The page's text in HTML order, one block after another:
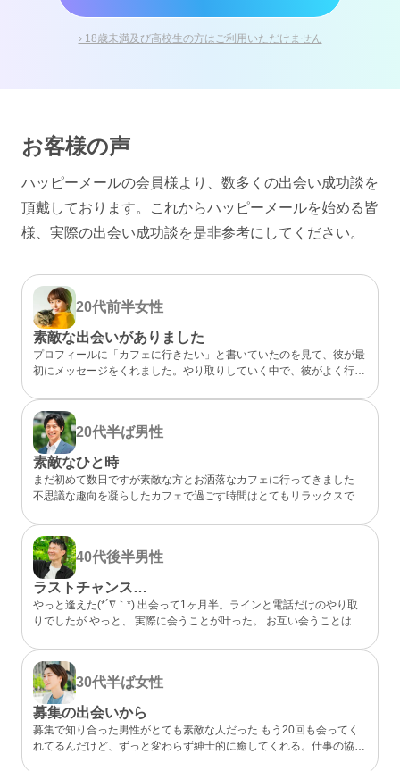
› 18歳未満及び高校生の方はご利用いただけません
お客様の声
ハッピーメールの会員様より、数多くの出会い成功談を
頂戴しております。
これからハッピーメールを始める皆
様、実際の出会い成功談を是非参考にしてください。
20代前半女性
素敵な出会いがありました
プロフィールに「カフェに行きたい」と書いていたのを見て、彼が最
初にメッセージをくれました。やり取りしていく中で、彼がよく行く
となく気になるところが一緒だったので、私的には今までになくメッ
セージが盛り上がり嬉しかったです。 カフェに誘ってもらい、実際
にお会いするととっても話しやすくて、時間があっという間。 少し
年上でしたが、気を使わずに話せる感じが心地よくて、「また会いた
いな」と素直に伝えました。彼のちょっと嬉しそうな顔をみたら、思
わずドキドキしました。 成功談でいいのか…まだどうなるかはわか
らないけど、出会えてよかったと思える人になりました。
20代半ば男性
素敵なひと時
まだ初めて数日ですが素敵な方とお洒落なカフェに行ってきました
不思議な趣向を凝らしたカフェで過ごす時間はとてもリラックスでき
もお互い良い出会いを探したいですね
40代後半男性
ラストチャンス…
やっと逢えた(*´∇｀*) 出会って1ヶ月半。ラインと電話だけのやり取
りでしたが やっと、 実際に会うことが叶った。 お互い会うことは諦
の可愛い、 メガネの似合う、 タイプの方でした。 ホント、大切にし
たいと思った。 また会う約束もできた。 こんな僕と… ありがとう(*
´∇｀*)
30代半ば女性
募集の出会いから
募集で知り合った男性がとても素敵な人だった もう20回も会ってく
れてるんだけど、ずっと変わらず紳士的に癒してくれる。仕事の協力